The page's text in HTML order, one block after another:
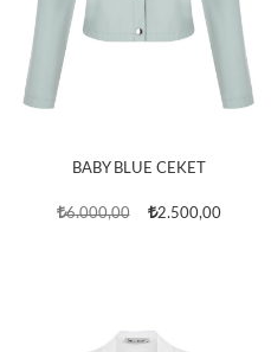
BABY BLUE CEKET
6.000,00 2.500,00